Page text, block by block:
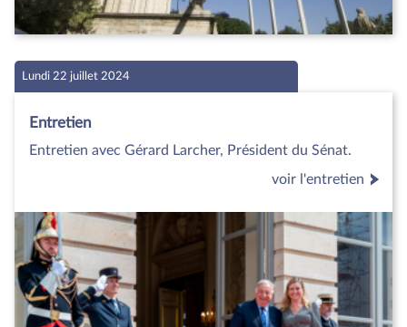
Lundi 22 juillet 2024
Entretien
Entretien avec Gérard Larcher, Président du Sénat.
voir l'entretien